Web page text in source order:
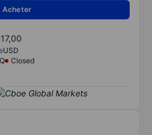
Acheter
17,00
USD
Closed